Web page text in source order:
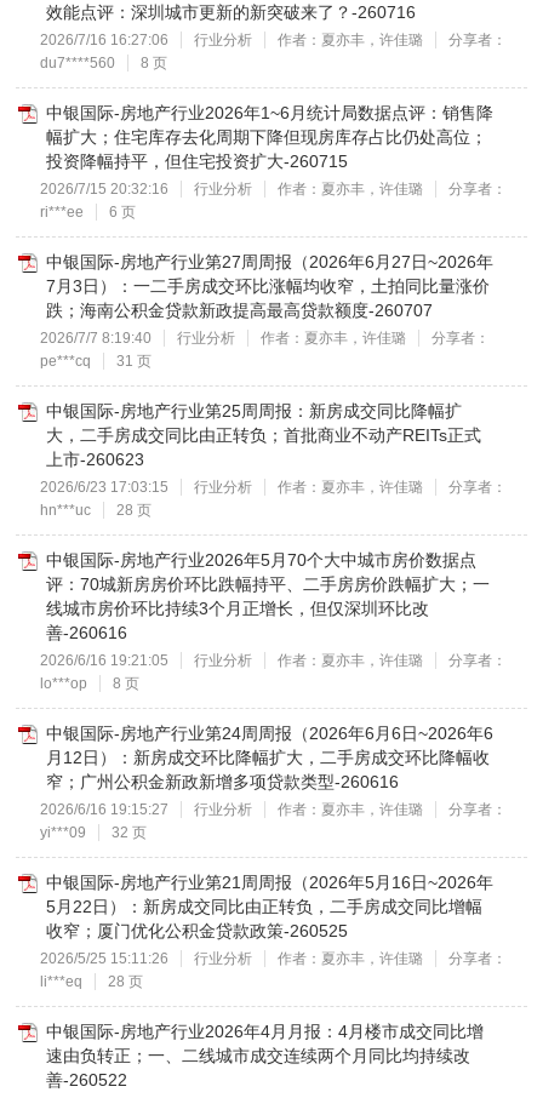
效能点评：深圳城市更新的新突破来了？-260716
2026/7/16 16:27:06 行业分析 作者：夏亦丰，许佳璐
分享者：
du7****560
8 页
中银国际-房地产行业2026年1~6月统计局数据点评：销售降
幅扩大；住宅库存去化周期下降但现房库存占比仍处高位；
投资降幅持平，但住宅投资扩大-260715
2026/7/15 20:32:16 行业分析 作者：夏亦丰，许佳璐
分享者：
ri***ee
6 页
中银国际-房地产行业第27周周报（2026年6月27日~2026年
7月3日）：一二手房成交环比涨幅均收窄，土拍同比量涨价
跌；海南公积金贷款新政提高最高贷款额度-260707
2026/7/7 8:19:40 行业分析 作者：夏亦丰，许佳璐
分享者：
pe***cq
31 页
中银国际-房地产行业第25周周报：新房成交同比降幅扩
大，二手房成交同比由正转负；首批商业不动产REITs正式
上市-260623
2026/6/23 17:03:15 行业分析 作者：夏亦丰，许佳璐
分享者：
hn***uc
28 页
中银国际-房地产行业2026年5月70个大中城市房价数据点
评：70城新房房价环比跌幅持平、二手房房价跌幅扩大；一
线城市房价环比持续3个月正增长，但仅深圳环比改
善-260616
2026/6/16 19:21:05 行业分析 作者：夏亦丰，许佳璐
分享者：
lo***op
8 页
中银国际-房地产行业第24周周报（2026年6月6日~2026年6
月12日）：新房成交环比降幅扩大，二手房成交环比降幅收
窄；广州公积金新政新增多项贷款类型-260616
2026/6/16 19:15:27 行业分析 作者：夏亦丰，许佳璐
分享者：
yi***09
32 页
中银国际-房地产行业第21周周报（2026年5月16日~2026年
5月22日）：新房成交同比由正转负，二手房成交同比增幅
收窄；厦门优化公积金贷款政策-260525
2026/5/25 15:11:26 行业分析 作者：夏亦丰，许佳璐
分享者：
li***eq
28 页
中银国际-房地产行业2026年4月月报：4月楼市成交同比增
速由负转正；一、二线城市成交连续两个月同比均持续改
善-260522